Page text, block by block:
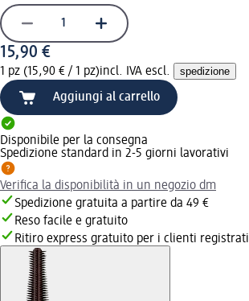
15,90 €
1 pz (15,90 € / 1 pz)incl. IVA escl. spedizione
Aggiungi al carrello
Disponibile per la consegna
Spedizione standard in 2-5 giorni lavorativi
Verifica la disponibilità in un negozio dm
Spedizione gratuita a partire da 49 €
Reso facile e gratuito
Ritiro express gratuito per i clienti registrati